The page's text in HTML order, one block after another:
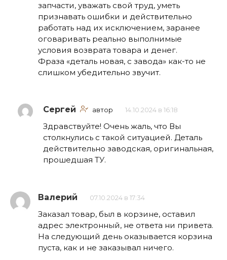
запчасти, уважать свой труд, уметь
признавать ошибки и действительно
работать над их исключением, заранее
оговаривать реально выполнимые
условия возврата товара и денег.
Фраза «деталь новая, с завода» как-то не
слишком убедительно звучит.
Сергей автор 14.10.2024 в 16:18
Здравствуйте! Очень жаль, что Вы
столкнулись с такой ситуацией. Деталь
действительно заводская, оригинальная,
прошедшая ТУ.
Валерий 07.10.2024 в 17:34
Заказал товар, был в корзине, оставил
адрес электронный, не ответа ни привета.
На следующий день оказывается корзина
пуста, как и не заказывал ничего.